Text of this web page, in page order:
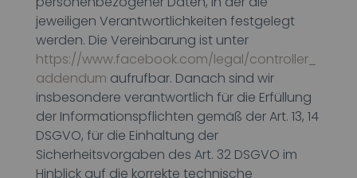
jeweiligen Verantwortlichkeiten festgelegt
werden. Die Vereinbarung ist unter
https://www.facebook.com/legal/controller_
addendum aufrufbar. Danach sind wir
insbesondere verantwortlich für die Erfüllung
der Informationspflichten gemäß der Art. 13, 14
DSGVO, für die Einhaltung der
Sicherheitsvorgaben des Art. 32 DSGVO im
Hinblick auf die korrekte technische